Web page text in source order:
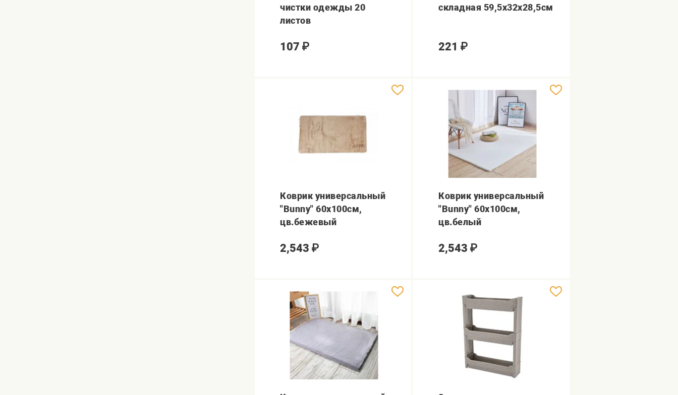
чистки одежды 20
листов
107 ₽
складная 59,5х32х28,5см
221 ₽
Коврик универсальный
"Bunny" 60х100см,
цв.бежевый
2,543 ₽
Коврик универсальный
"Bunny" 60х100см,
цв.белый
2,543 ₽